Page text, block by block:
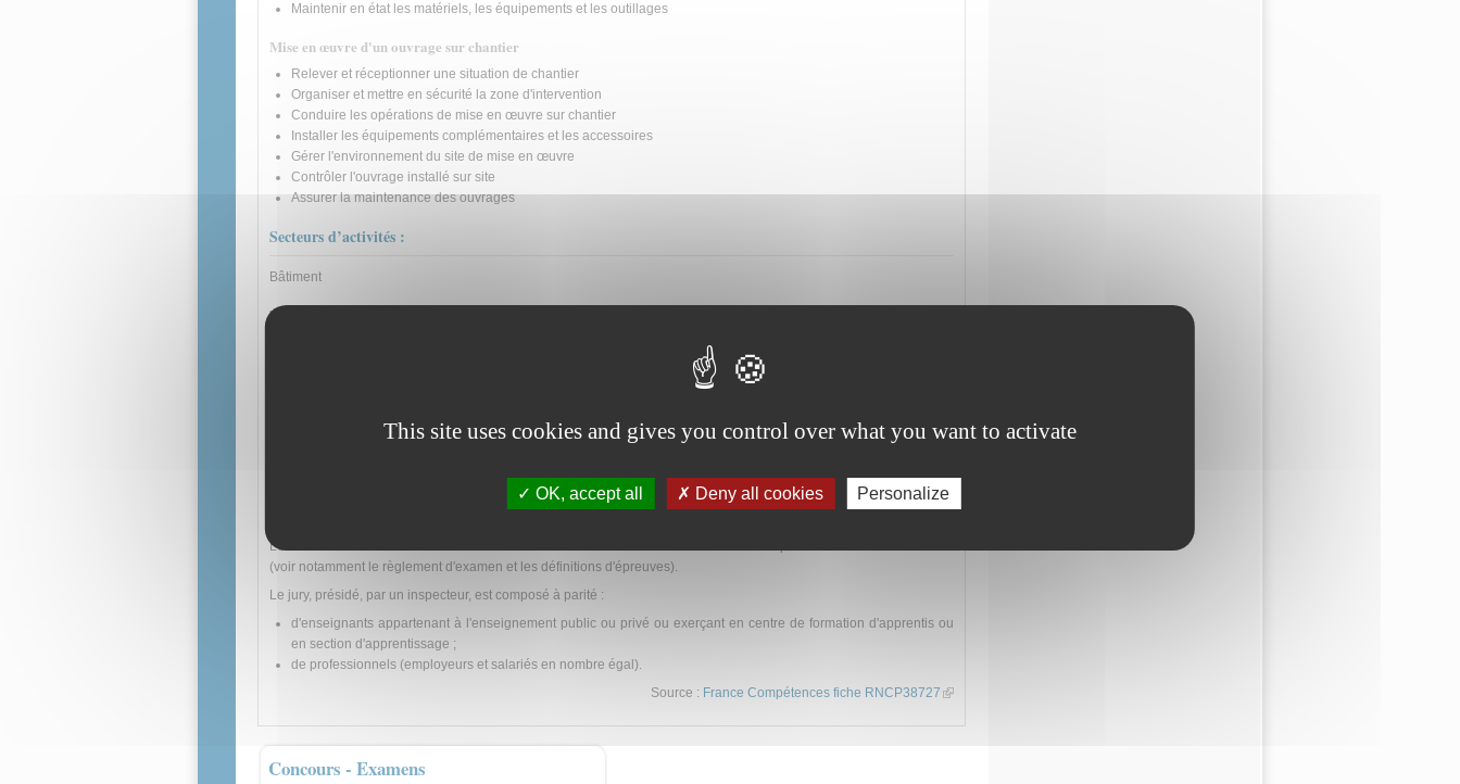
Maintenir en état les matériels, les équipements et les outillages
Mise en œuvre d'un ouvrage sur chantier
Relever et réceptionner une situation de chantier
Organiser et mettre en sécurité la zone d'intervention
Conduire les opérations de mise en œuvre sur chantier
Installer les équipements complémentaires et les accessoires
Gérer l'environnement du site de mise en œuvre
Contrôler l'ouvrage installé sur site
Assurer la maintenance des ouvrages
Secteurs d’activités :
Bâtiment
Type d'emplois accessibles :
En contrat d’apprentissage
Les modalités d'évaluation sont décrites dans les annexes de l'arrêté définissant le diplôme relatives à l'évaluation
(voir notamment le règlement d'examen et les définitions d'épreuves).
Le jury, présidé, par un inspecteur, est composé à parité :
d'enseignants appartenant à l'enseignement public ou privé ou exerçant en centre de formation d'apprentis ou
en section d'apprentissage ;
de professionnels (employeurs et salariés en nombre égal).
Source : France Compétences fiche RNCP38727
Concours - Examens
This site uses cookies and gives you control over what you want to activate
OK, accept all Deny all cookies Personalize